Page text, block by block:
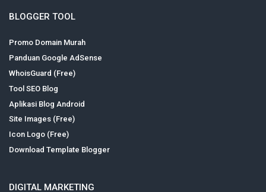
BLOGGER TOOL
Promo Domain Murah
Panduan Google AdSense
WhoisGuard (Free)
Tool SEO Blog
Aplikasi Blog Android
Site Images (Free)
Icon Logo (Free)
Download Template Blogger
DIGITAL MARKETING